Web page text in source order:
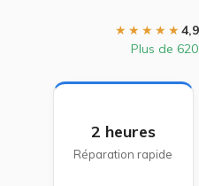
★★★★★
Plus de
2 heures
Réparation rapide